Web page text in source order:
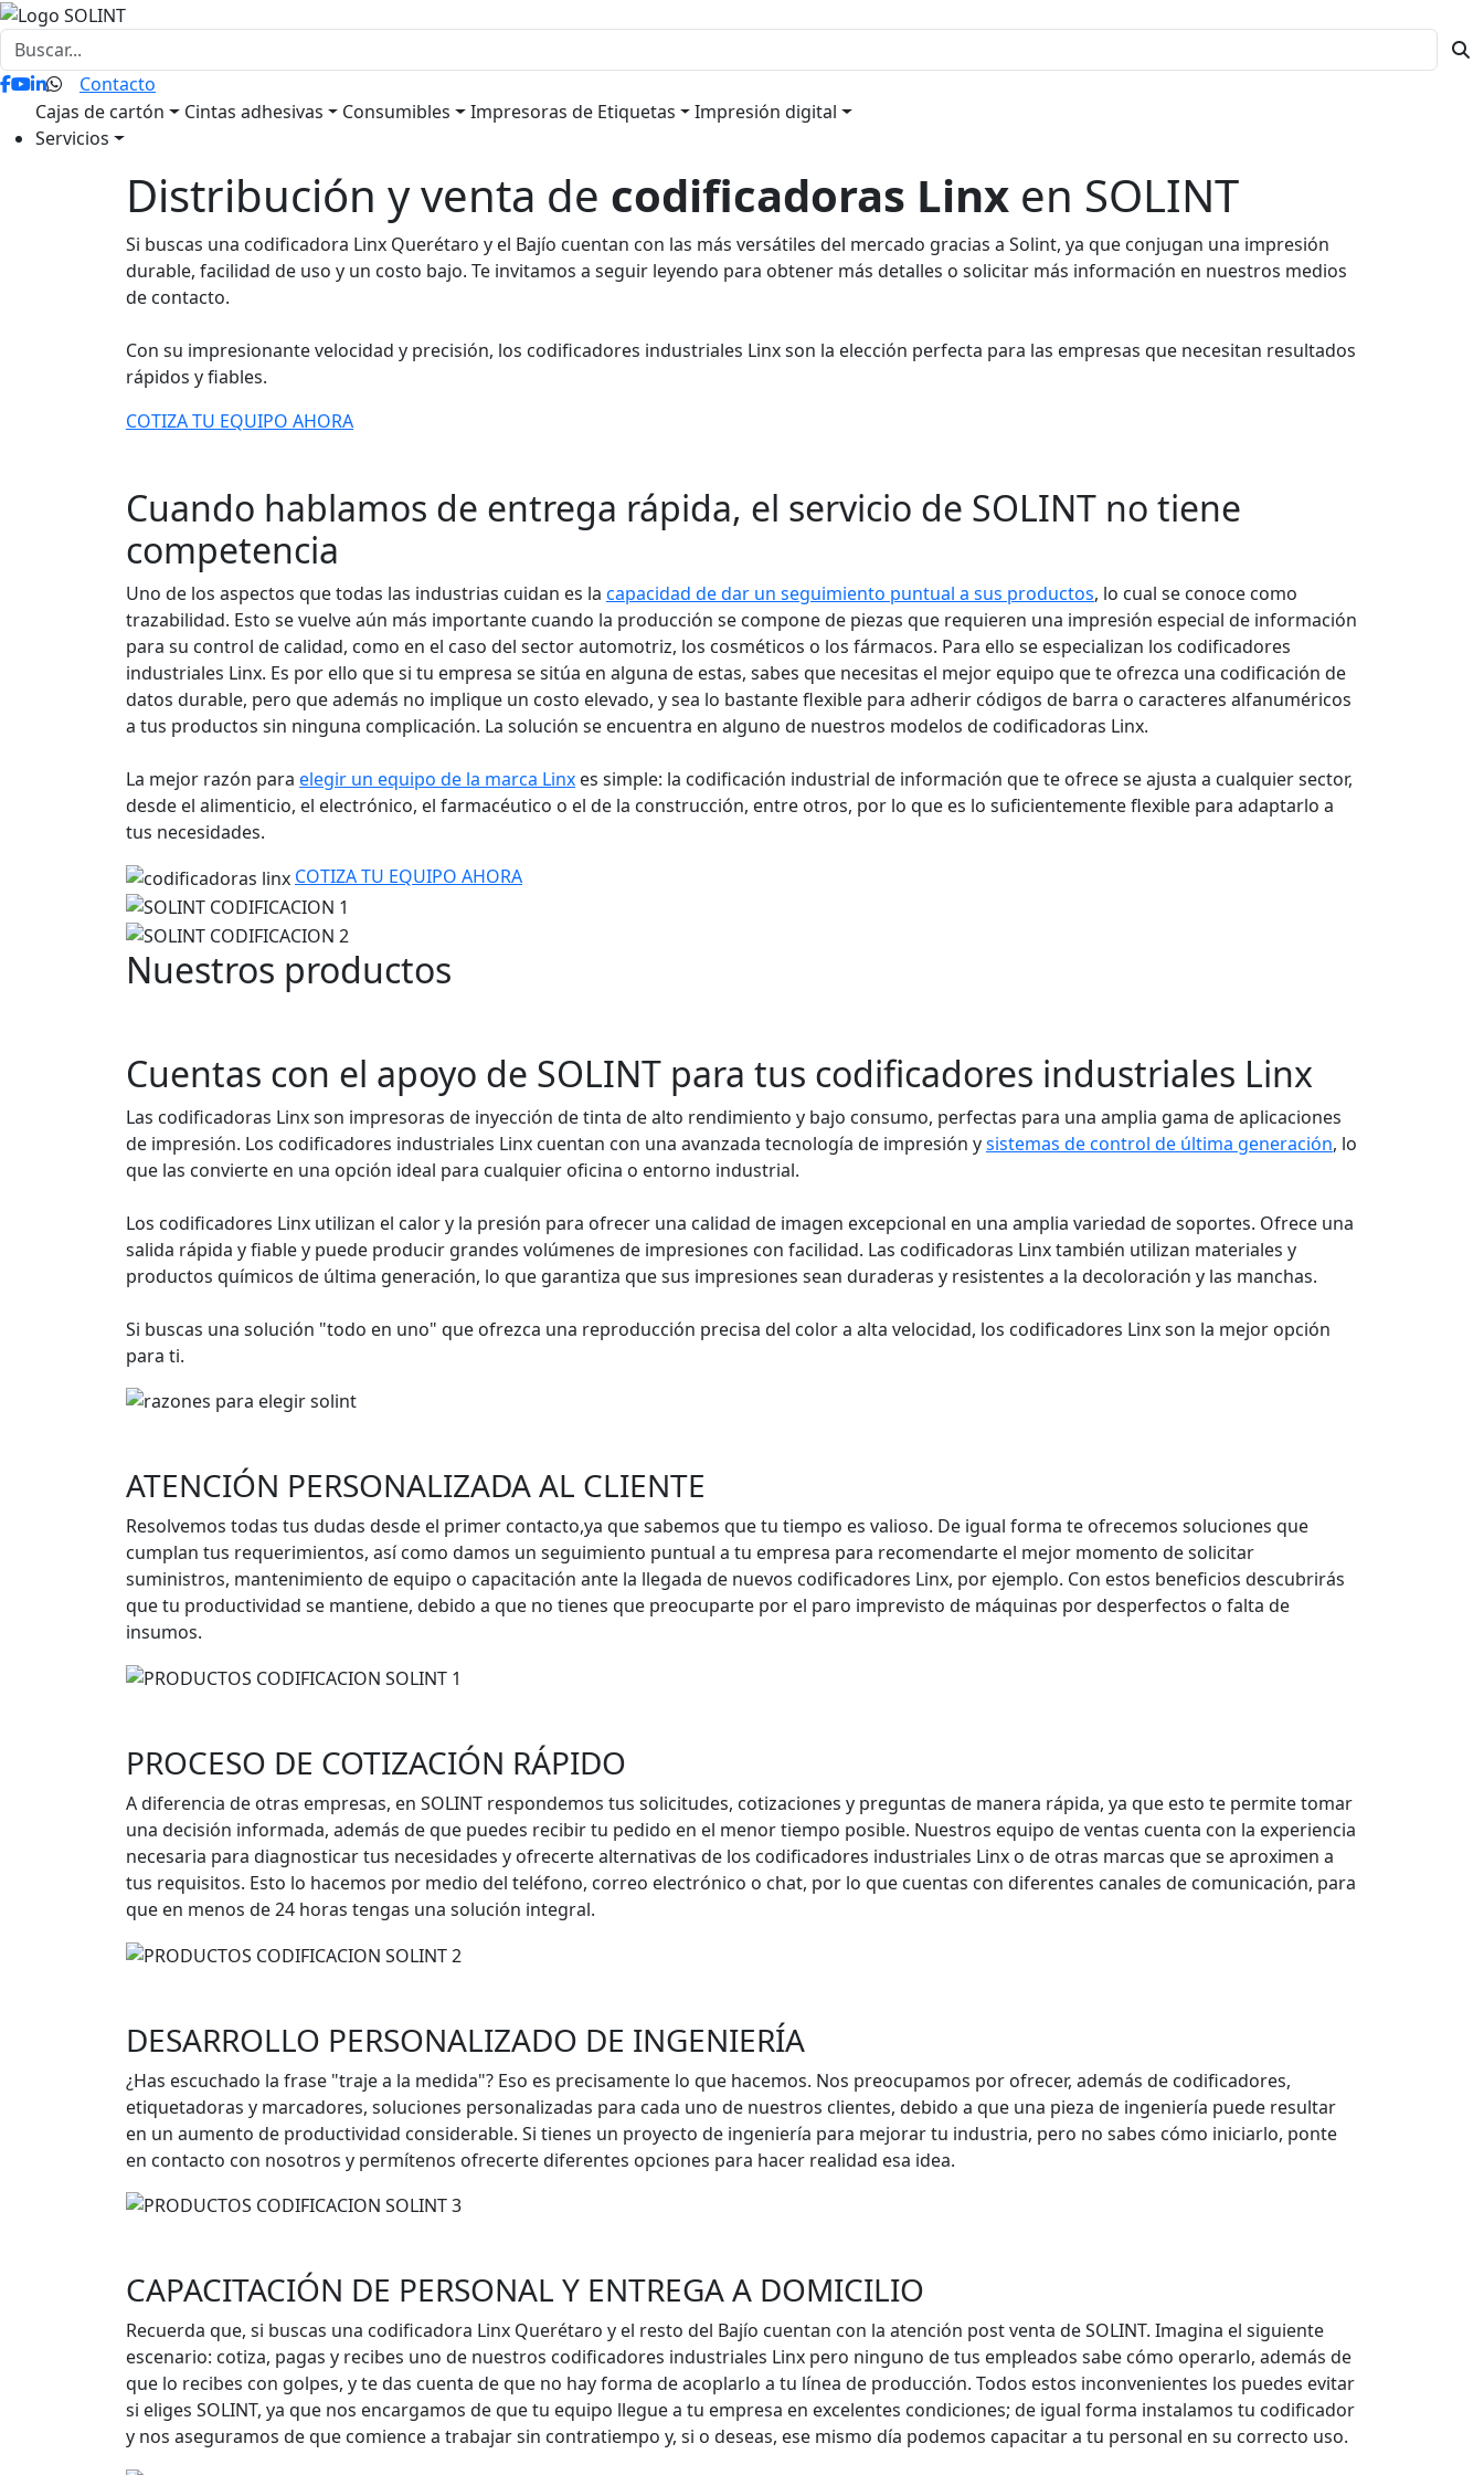
Contacto
Cajas de cartón Desplegar menú
Cintas adhesivas Desplegar menú
Consumibles Desplegar menú
Impresoras de Etiquetas Desplegar menú
Impresión digital Desplegar menú
Servicios
Distribución y venta de codificadoras Linx en SOLINT
Si buscas una codificadora Linx Querétaro y el Bajío cuentan con las más versátiles del mercado gracias a Solint, ya que conjugan una impresión
durable, facilidad de uso y un costo bajo. Te invitamos a seguir leyendo para obtener más detalles o solicitar más información en nuestros medios
de contacto.
Con su impresionante velocidad y precisión, los codificadores industriales Linx son la elección perfecta para las empresas que necesitan resultados
rápidos y fiables.
COTIZA TU EQUIPO AHORA
Cuando hablamos de entrega rápida, el servicio de SOLINT no tiene
competencia
Uno de los aspectos que todas las industrias cuidan es la capacidad de dar un seguimiento puntual a sus productos, lo cual se conoce como
trazabilidad. Esto se vuelve aún más importante cuando la producción se compone de piezas que requieren una impresión especial de información
para su control de calidad, como en el caso del sector automotriz, los cosméticos o los fármacos. Para ello se especializan los codificadores
industriales Linx. Es por ello que si tu empresa se sitúa en alguna de estas, sabes que necesitas el mejor equipo que te ofrezca una codificación de
datos durable, pero que además no implique un costo elevado, y sea lo bastante flexible para adherir códigos de barra o caracteres alfanuméricos
a tus productos sin ninguna complicación. La solución se encuentra en alguno de nuestros modelos de codificadoras Linx.
La mejor razón para elegir un equipo de la marca Linx es simple: la codificación industrial de información que te ofrece se ajusta a cualquier sector,
desde el alimenticio, el electrónico, el farmacéutico o el de la construcción, entre otros, por lo que es lo suficientemente flexible para adaptarlo a
tus necesidades.
COTIZA TU EQUIPO AHORA
Nuestros productos
Cuentas con el apoyo de SOLINT para tus codificadores industriales Linx
Las codificadoras Linx son impresoras de inyección de tinta de alto rendimiento y bajo consumo, perfectas para una amplia gama de aplicaciones
de impresión. Los codificadores industriales Linx cuentan con una avanzada tecnología de impresión ysistemas de control de última generación, lo
que las convierte en una opción ideal para cualquier oficina o entorno industrial.
Los codificadores Linx utilizan el calor y la presión para ofrecer una calidad de imagen excepcional en una amplia variedad de soportes. Ofrece una
salida rápida y fiable y puede producir grandes volúmenes de impresiones con facilidad. Las codificadoras Linx también utilizan materiales y
productos químicos de última generación, lo que garantiza que sus impresiones sean duraderas y resistentes a la decoloración y las manchas.
Si buscas una solución "todo en uno" que ofrezca una reproducción precisa del color a alta velocidad, los codificadores Linx son la mejor opción
para ti.
ATENCIÓN PERSONALIZADA AL CLIENTE
Resolvemos todas tus dudas desde el primer contacto,ya que sabemos que tu tiempo es valioso. De igual forma te ofrecemos soluciones que
cumplan tus requerimientos, así como damos un seguimiento puntual a tu empresa para recomendarte el mejor momento de solicitar
suministros, mantenimiento de equipo o capacitación ante la llegada de nuevos codificadores Linx, por ejemplo. Con estos beneficios descubrirás
que tu productividad se mantiene, debido a que no tienes que preocuparte por el paro imprevisto de máquinas por desperfectos o falta de
insumos.
PROCESO DE COTIZACIÓN RÁPIDO
A diferencia de otras empresas, en SOLINT respondemos tus solicitudes, cotizaciones y preguntas de manera rápida, ya que esto te permite tomar
una decisión informada, además de que puedes recibir tu pedido en el menor tiempo posible. Nuestros equipo de ventas cuenta con la experiencia
necesaria para diagnosticar tus necesidades y ofrecerte alternativas de los codificadores industriales Linx o de otras marcas que se aproximen a
tus requisitos. Esto lo hacemos por medio del teléfono, correo electrónico o chat, por lo que cuentas con diferentes canales de comunicación, para
que en menos de 24 horas tengas una solución integral.
DESARROLLO PERSONALIZADO DE INGENIERÍA
¿Has escuchado la frase "traje a la medida"? Eso es precisamente lo que hacemos. Nos preocupamos por ofrecer, además de codificadores,
etiquetadoras y marcadores, soluciones personalizadas para cada uno de nuestros clientes, debido a que una pieza de ingeniería puede resultar
en un aumento de productividad considerable. Si tienes un proyecto de ingeniería para mejorar tu industria, pero no sabes cómo iniciarlo, ponte
en contacto con nosotros y permítenos ofrecerte diferentes opciones para hacer realidad esa idea.
CAPACITACIÓN DE PERSONAL Y ENTREGA A DOMICILIO
Recuerda que, si buscas una codificadora Linx Querétaro y el resto del Bajío cuentan con la atención post venta de SOLINT. Imagina el siguiente
escenario: cotiza, pagas y recibes uno de nuestros codificadores industriales Linx pero ninguno de tus empleados sabe cómo operarlo, además de
que lo recibes con golpes, y te das cuenta de que no hay forma de acoplarlo a tu línea de producción. Todos estos inconvenientes los puedes evitar
si eliges SOLINT, ya que nos encargamos de que tu equipo llegue a tu empresa en excelentes condiciones; de igual forma instalamos tu codificador
y nos aseguramos de que comience a trabajar sin contratiempo y, si o deseas, ese mismo día podemos capacitar a tu personal en su correcto uso.